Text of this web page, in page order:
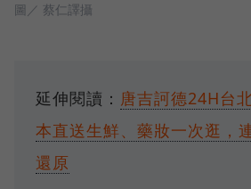
圖／ 蔡仁譯攝
延伸閱讀： 唐吉訶德24H台
本直送生鮮、藥妝一次逛，
還原